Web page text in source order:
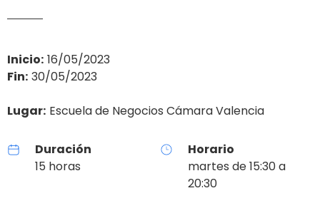
Inicio: 16/05/2023
Fin: 30/05/2023
Lugar: Escuela de Negocios Cámara Valencia
Duración
15 horas
Horario
martes de 15:30 a
20:30